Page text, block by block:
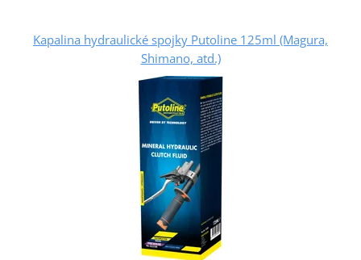
Kapalina hydraulické spojky Putoline 125ml (Magura,
Shimano, atd.)